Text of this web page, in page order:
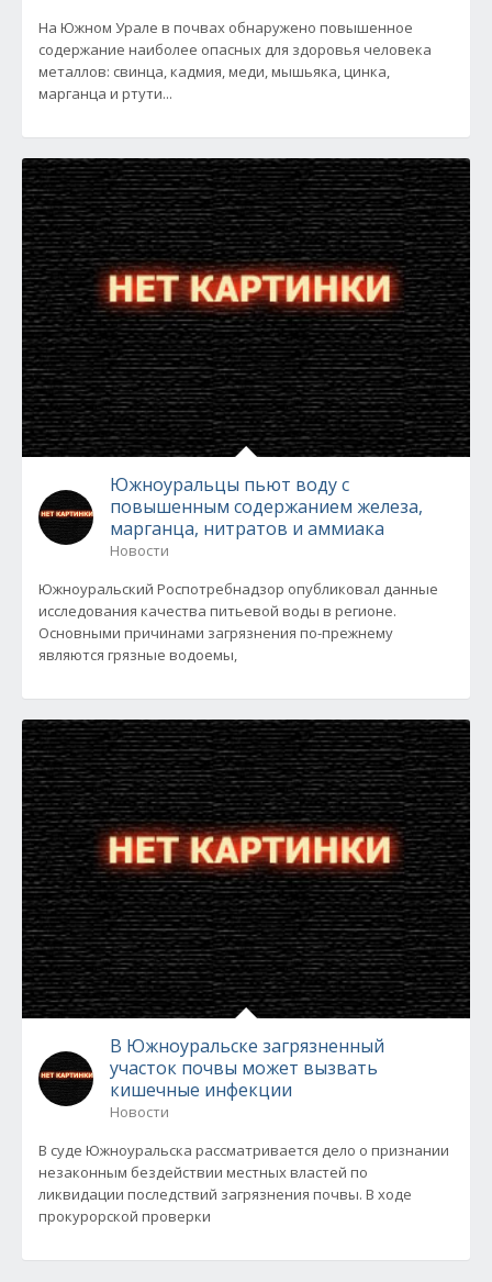
На Южном Урале в почвах обнаружено повышенное
содержание наиболее опасных для здоровья человека
металлов: свинца, кадмия, меди, мышьяка, цинка,
марганца и ртути...
Южноуральцы пьют воду с
повышенным содержанием железа,
марганца, нитратов и аммиака
Новости
Южноуральский Роспотребнадзор опубликовал данные
исследования качества питьевой воды в регионе.
Основными причинами загрязнения по-прежнему
являются грязные водоемы,
В Южноуральске загрязненный
участок почвы может вызвать
кишечные инфекции
Новости
В суде Южноуральска рассматривается дело о признании
незаконным бездействии местных властей по
ликвидации последствий загрязнения почвы. В ходе
прокурорской проверки